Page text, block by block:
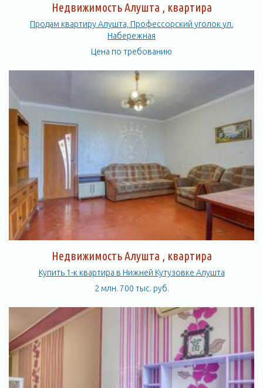
Недвижимость Алушта , квартира
Продам квартиру Алушта, Профессорский уголок ул.
Набережная
Цена по требованию
Недвижимость Алушта , квартира
Купить 1-к квартира в Нижней Кутузовке Алушта
2 млн. 700 тыс. руб.